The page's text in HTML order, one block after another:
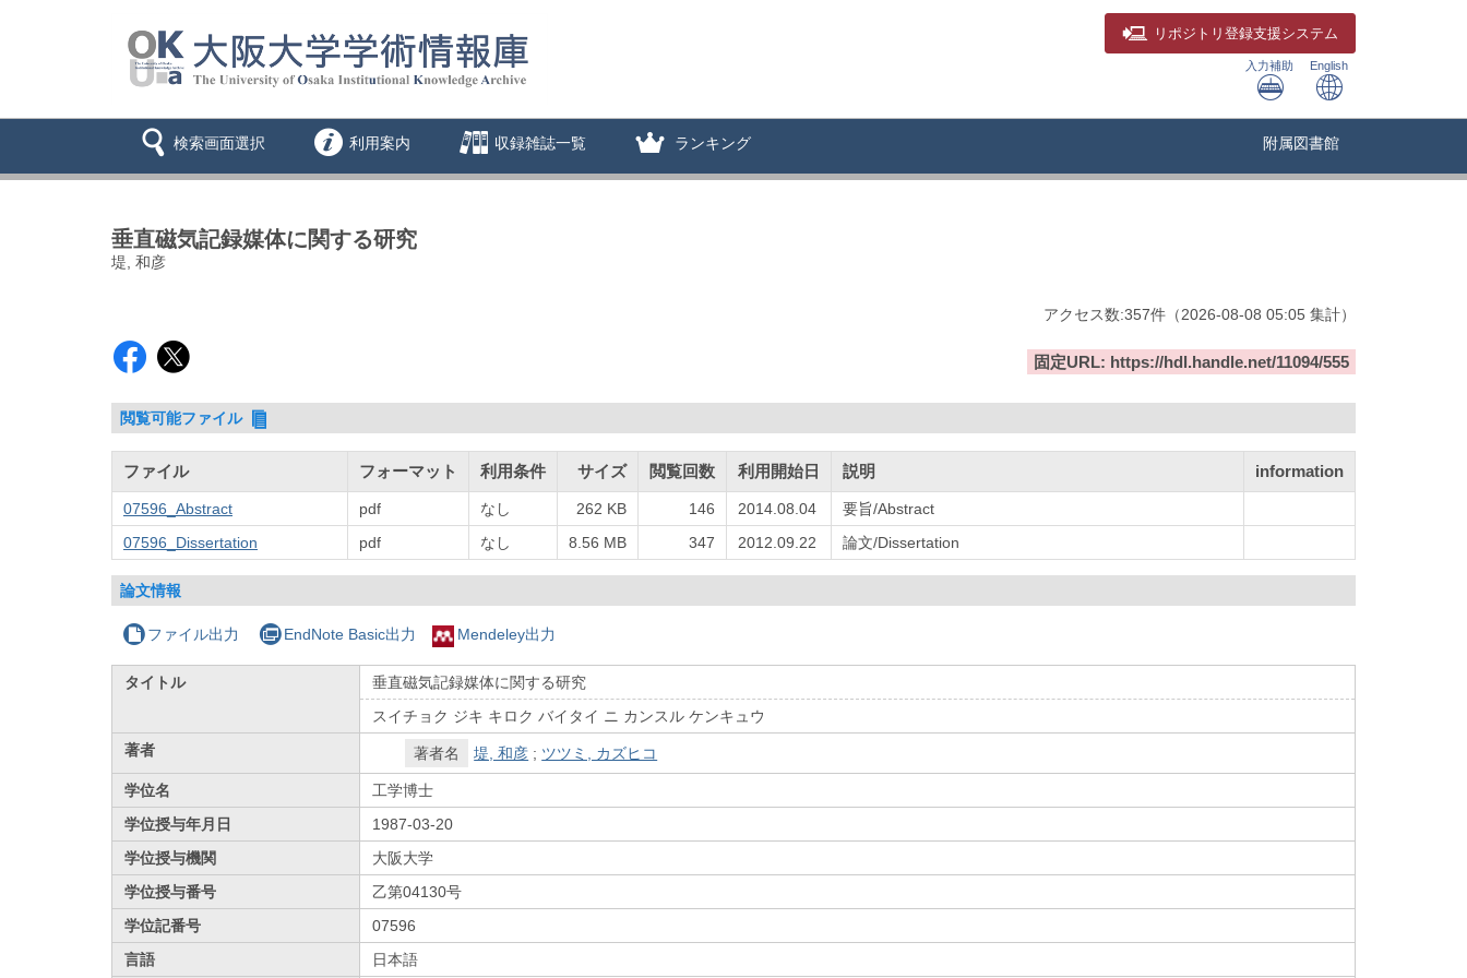
リポジトリ 登録支援システム
入力補助 English
検索画面選択 利用案内 収録雑誌一覧 ランキング 附属図書館
垂直磁気記録媒体に関する研究
堤, 和彦
アクセス数:357件 （2026-08-08 05:05 集計）
固定URL: https://hdl.handle.net/11094/555
閲覧可能ファイル
ファイル フォーマット 利用条件 サイズ 閲覧回数 利用開始日 説明 information
07596_Abstract pdf なし 262 KB 146 2014.08.04
要旨/Abstract
07596_Dissertation
pdf なし 8.56 MB 347 2012.09.22 論文/Dissertation
論文情報
ファイル出力 EndNote Basic出力 Mendeley出力
タイトル
垂直磁気記録媒体に関する研究
スイチョク ジキ キロク バイタイ ニ カンスル ケンキュウ
著者
著者名 堤, 和彦 ; ツツミ, カズヒコ
学位名
工学博士
学位授与年月日
1987-03-20
学位授与機関
大阪大学
学位授与番号
乙第04130号
学位記番号
07596
言語
日本語